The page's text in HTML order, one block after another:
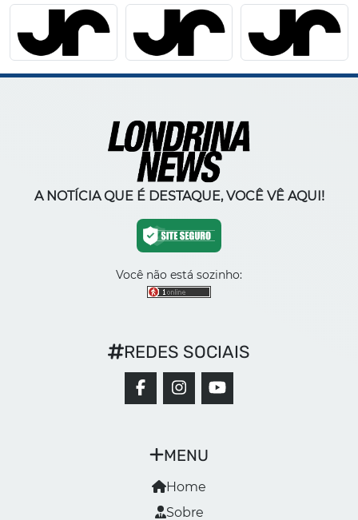
A NOTÍCIA QUE É DESTAQUE, VOCÊ VÊ AQUI!
Você não está sozinho:
MENU
Home
Sobre
REDES SOCIAIS